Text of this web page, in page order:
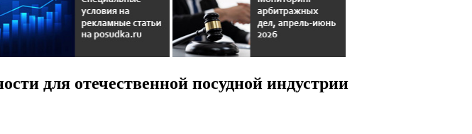
для отечественной посудной индустрии